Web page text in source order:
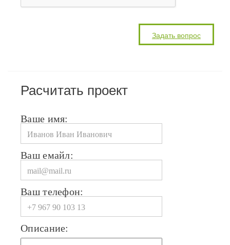
Расчитать проект
Ваше имя:
Ваш емайл:
Ваш телефон:
Описание: